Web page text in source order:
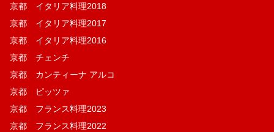
京都 イタリア料理2018
京都 イタリア料理2017
京都 イタリア料理2016
京都 チェンチ
京都 カンティーナ アルコ
京都 ピッツァ
京都 フランス料理2023
京都 フランス料理2022